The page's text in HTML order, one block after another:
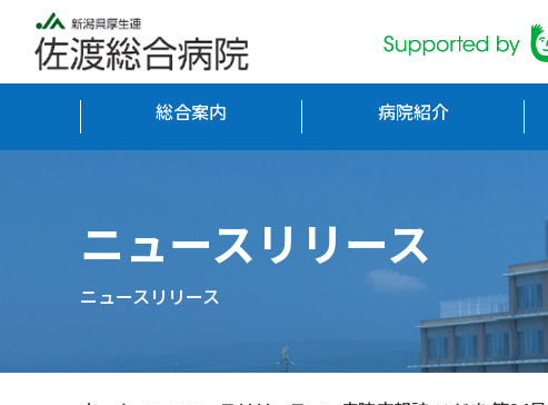
総合案内 病院紹介
ニュースリリース
ニュースリリース